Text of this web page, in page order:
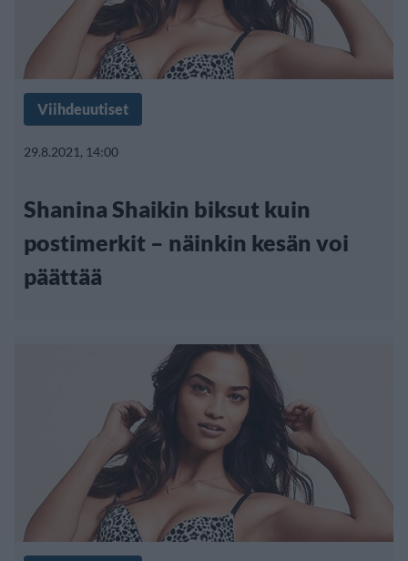
Viihdeuutiset
29.8.2021, 14:00
Shanina Shaikin biksut kuin
postimerkit – näinkin kesän voi
päättää